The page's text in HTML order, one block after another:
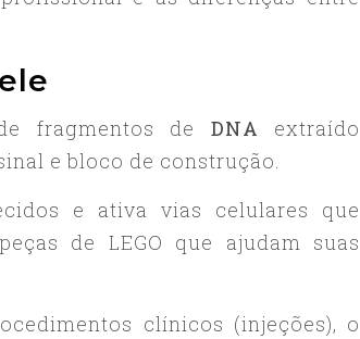
fragmentos de DNA extraído
e bloco de construção.
e ativa vias celulares que
de LEGO que ajudam suas
clínicos (injeções), o